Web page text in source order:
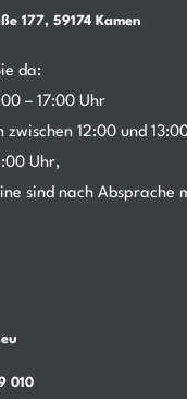
177, 59174 Kamen
da:
– 17:00 Uhr
zwischen 12:00 und
Uhr,
sind nach Absprache
010